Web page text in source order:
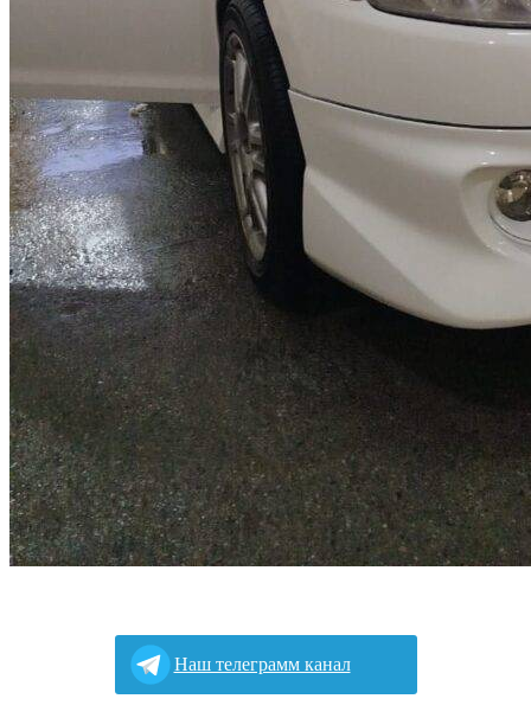
Наш телеграмм канал